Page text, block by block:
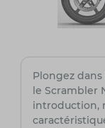
Plongez
le Scrambler
introduction,